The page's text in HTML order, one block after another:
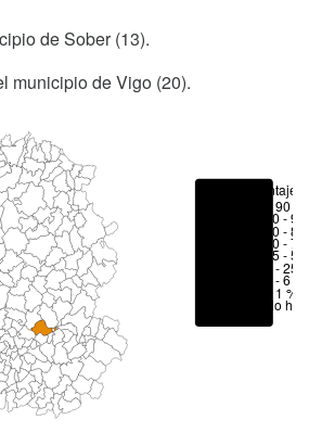
de Sober (13).
municipio de Vigo (20).
Porcentajes
> 90 %
80 -
70 -
50 -
25 -
6 - 25
1 - 6 %
< 1 %
No hay